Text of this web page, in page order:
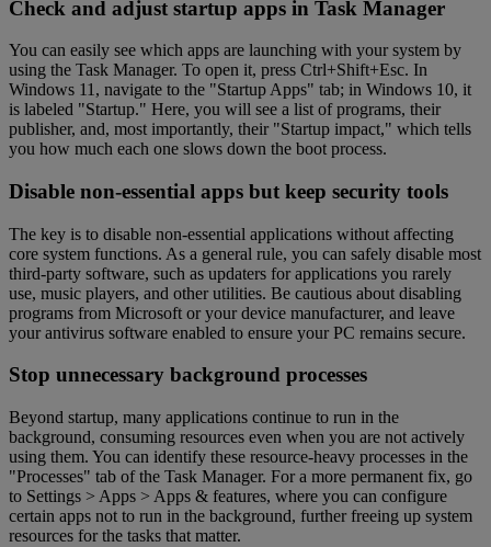
Check and adjust startup apps in Task Manager
You can easily see which apps are launching with your system by
using the Task Manager. To open it, press Ctrl+Shift+Esc. In
Windows 11, navigate to the "Startup Apps" tab; in Windows 10, it
is labeled "Startup." Here, you will see a list of programs, their
publisher, and, most importantly, their "Startup impact," which tells
you how much each one slows down the boot process.
Disable non-essential apps but keep security tools
The key is to disable non-essential applications without affecting
core system functions. As a general rule, you can safely disable most
third-party software, such as updaters for applications you rarely
use, music players, and other utilities. Be cautious about disabling
programs from Microsoft or your device manufacturer, and leave
your antivirus software enabled to ensure your PC remains secure.
Stop unnecessary background processes
Beyond startup, many applications continue to run in the
background, consuming resources even when you are not actively
using them. You can identify these resource-heavy processes in the
"Processes" tab of the Task Manager. For a more permanent fix, go
to Settings > Apps > Apps & features, where you can configure
certain apps not to run in the background, further freeing up system
resources for the tasks that matter.